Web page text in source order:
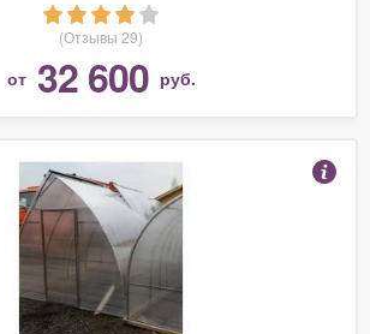
(Отзывы 29)
от 32 600 руб.